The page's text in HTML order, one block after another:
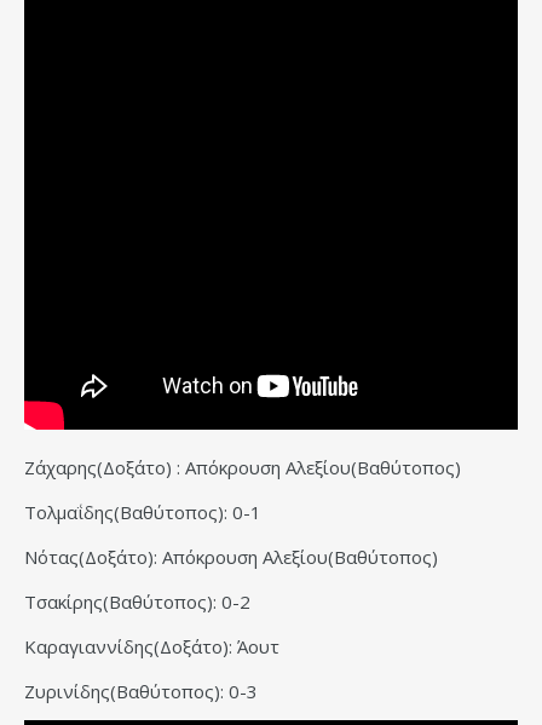
Ζάχαρης(Δοξάτο) : Απόκρουση Αλεξίου(Βαθύτοπος)
Τολμαΐδης(Βαθύτοπος): 0-1
Νότας(Δοξάτο): Απόκρουση Αλεξίου(Βαθύτοπος)
Τσακίρης(Βαθύτοπος): 0-2
Καραγιαννίδης(Δοξάτο): Άουτ
Ζυρινίδης(Βαθύτοπος): 0-3